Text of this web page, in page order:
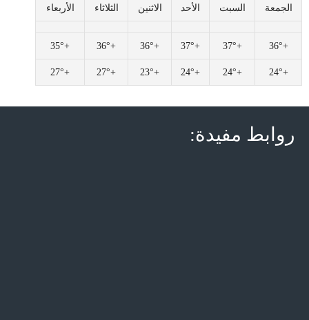
الجمعة السبت الأحد الاثنين الثلاثاء الأربعاء
+
36°
+
37°
+
37°
+
36°
+
36°
+
35°
+
24°
+
24°
+
24°
+
23°
+
27°
+
27°
روابط مفيدة: